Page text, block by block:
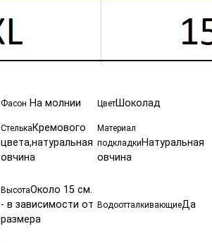
Фасон На молнии ЦветШоколад
Стелька Кремового
цвета,натуральная
овчина
Материал
подкладки Натуральная
овчина
ВысотаОколо 15 см.
- в зависимости от
размера
ВодоотталкивающиеДа